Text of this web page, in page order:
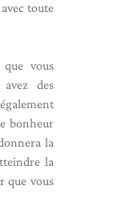
toute
vous
des
bonheur
la
la
que vous